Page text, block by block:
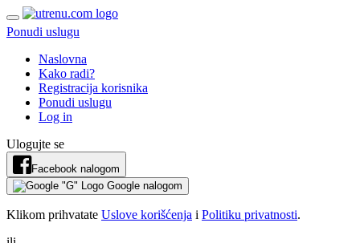
Ponudi uslugu
Naslovna
Kako radi?
Registracija korisnika
Ponudi uslugu
Log in
Ulogujte se
Facebook nalogom
Google nalogom
Klikom prihvatate Uslove korišćenja i Politiku privatnosti.